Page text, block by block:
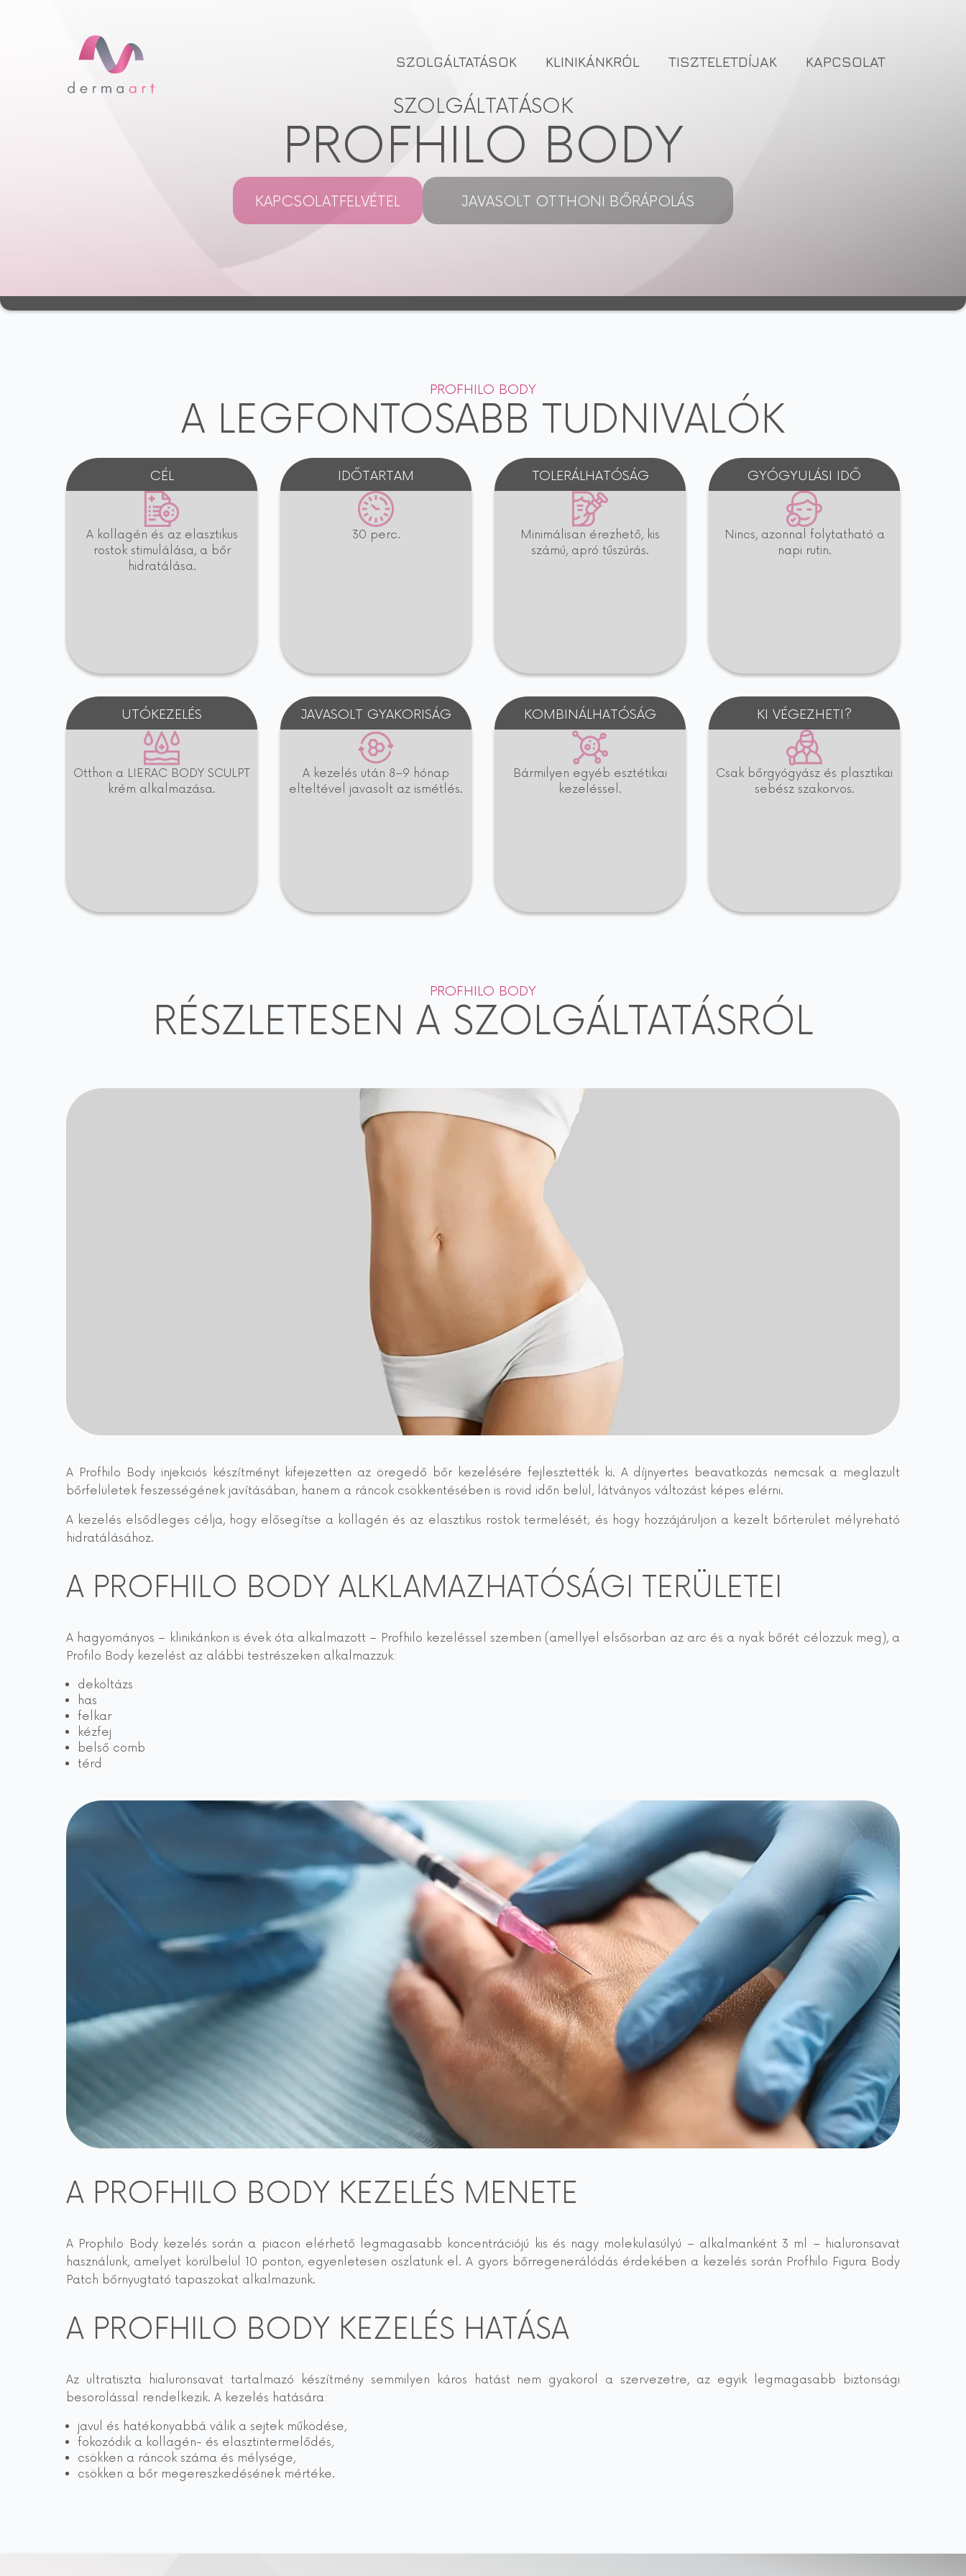
SZOLGÁLTATÁSOK KLINIKÁNKRÓL TISZTELETDÍJAK KAPCSOLAT
SZOLGÁLTATÁSOK
PROFHILO BODY
KAPCSOLATFELVÉTEL JAVASOLT OTTHONI BŐRÁPOLÁS
PROFHILO BODY
A LEGFONTOSABB TUDNIVALÓK
CÉL
A kollagén és az elasztikus
rostok stimulálása, a bőr
hidratálása.
IDŐTARTAM
30 perc.
TOLERÁLHATÓSÁG
Minimálisan érezhető, kis
számú, apró tűszúrás.
GYÓGYULÁSI IDŐ
Nincs, azonnal folytatható a
napi rutin.
UTÓKEZELÉS
Otthon a LIERAC BODY SCULPT
krém alkalmazása.
JAVASOLT GYAKORISÁG
A kezelés után 8–9 hónap
elteltével javasolt az ismétlés.
KOMBINÁLHATÓSÁG
Bármilyen egyéb esztétikai
kezeléssel.
KI VÉGEZHETI?
Csak bőrgyógyász és plasztikai
sebész szakorvos.
PROFHILO BODY
RÉSZLETESEN A SZOLGÁLTATÁSRÓL
A Profhilo Body injekciós készítményt kifejezetten az öregedő bőr kezelésére fejlesztették ki. A díjnyertes beavatkozás nemcsak a meglazult
bőrfelületek feszességének javításában, hanem a ráncok csökkentésében is rövid időn belül, látványos változást képes elérni.
A kezelés elsődleges célja, hogy elősegítse a kollagén és az elasztikus rostok termelését; és hogy hozzájáruljon a kezelt bőrterület mélyreható
hidratálásához.
A PROFHILO BODY ALKLAMAZHATÓSÁGI TERÜLETEI
A hagyományos – klinikánkon is évek óta alkalmazott – Profhilo kezeléssel szemben (amellyel elsősorban az arc és a nyak bőrét célozzuk meg), a
Profilo Body kezelést az alábbi testrészeken alkalmazzuk:
dekoltázs
has
felkar
kézfej
belső comb
térd
A PROFHILO BODY KEZELÉS MENETE
A Prophilo Body kezelés során a piacon elérhető legmagasabb koncentrációjú kis és nagy molekulasúlyú – alkalmanként 3 ml – hialuronsavat
használunk, amelyet körülbelül 10 ponton, egyenletesen oszlatunk el. A gyors bőrregenerálódás érdekében a kezelés során Profhilo Figura Body
Patch bőrnyugtató tapaszokat alkalmazunk.
A PROFHILO BODY KEZELÉS HATÁSA
Az ultratiszta hialuronsavat tartalmazó készítmény semmilyen káros hatást nem gyakorol a szervezetre, az egyik legmagasabb biztonsági
besorolással rendelkezik. A kezelés hatására:
javul és hatékonyabbá válik a sejtek működése,
fokozódik a kollagén- és elasztintermelődés,
csökken a ráncok száma és mélysége,
csökken a bőr megereszkedésének mértéke.